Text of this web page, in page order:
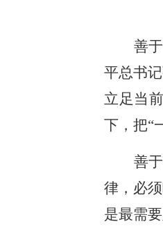
善
平总书
立足当
下，把“
善
律，必
是最需